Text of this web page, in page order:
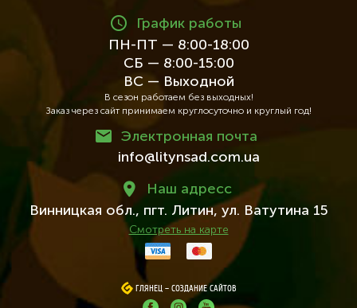
График работы
ПН-ПТ — 8:00-18:00
СБ — 8:00-15:00
ВС — Выходной
В сезон работаем без выходных!
Заказ через сайт принимаем круглосуточно и круглый год!
Электронная почта
info@litynsad.com.ua
Наш адресc
Винницкая обл., пгт. Литин, ул. Ватутина 15
Смотреть на карте
ГЛЯНЕЦ– СОЗДАНИЕ САЙТОВ
ГЛЯНЕЦ– СОЗДАНИЕ САЙТОВ